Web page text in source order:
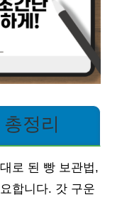
정리
로 된 빵 보관법,
합니다. 갓 구운